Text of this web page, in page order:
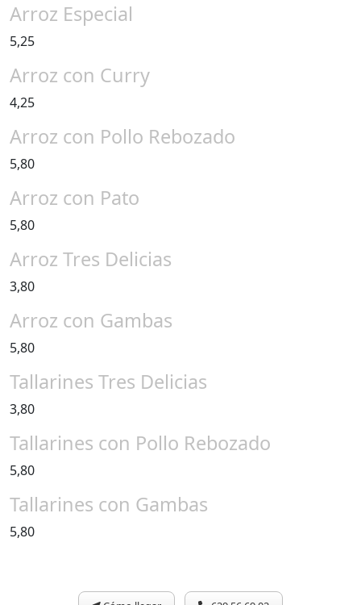
Arroz Especial
5,25
Arroz con Curry
4,25
Arroz con Pollo Rebozado
5,80
Arroz con Pato
5,80
Arroz Tres Delicias
3,80
Arroz con Gambas
5,80
Tallarines Tres Delicias
3,80
Tallarines con Pollo Rebozado
5,80
Tallarines con Gambas
5,80